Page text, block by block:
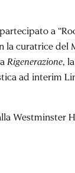
a “
la curatrice del
Rigenerazione,
ad interim
Westminster